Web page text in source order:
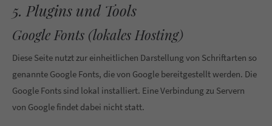
5. Plugins und Tools
Google Fonts (lokales Hosting)
Diese Seite nutzt zur einheitlichen Darstellung von Schriftarten so
genannte Google Fonts, die von Google bereitgestellt werden. Die
Google Fonts sind lokal installiert. Eine Verbindung zu Servern
von Google findet dabei nicht statt.